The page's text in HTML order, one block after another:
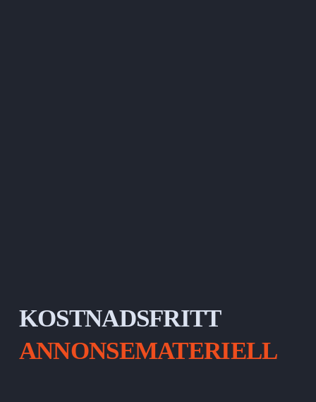
KOSTNADSFRITT
ANNONSEMATERIELL